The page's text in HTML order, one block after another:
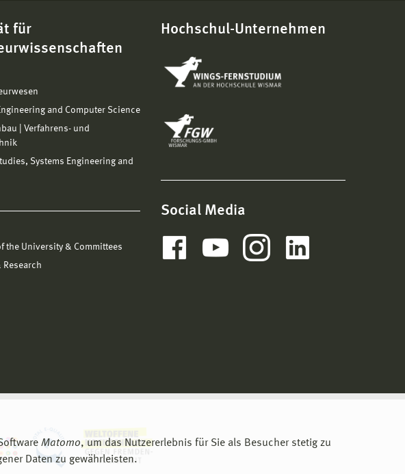
Matomo, um das Nutzererlebnis für Sie als Besucher stetig zu
Daten zu gewährleisten.
für
and Computer Science
| Verfahrens- und
Systems Engineering and
the University & Committees
Research
Hochschul-Unternehmen
Social Media